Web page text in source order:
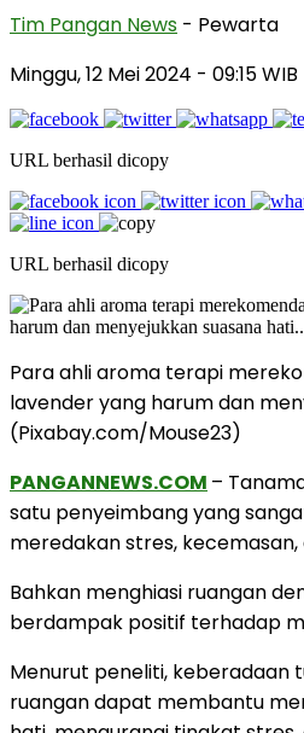
Tim Pangan News - Pewarta
Minggu, 12 Mei 2024 - 09:15 WIB
URL berhasil dicopy
URL berhasil dicopy
Para ahli aroma terapi
lavender yang harum dan
(Pixabay.com/Mouse23)
PANGANNEWS.COM –
satu penyeimbang yang
meredakan stres, kecemasan,
Bahkan menghiasi ruangan
berdampak positif terhadap
Menurut peneliti, keberadaan
ruangan dapat membantu